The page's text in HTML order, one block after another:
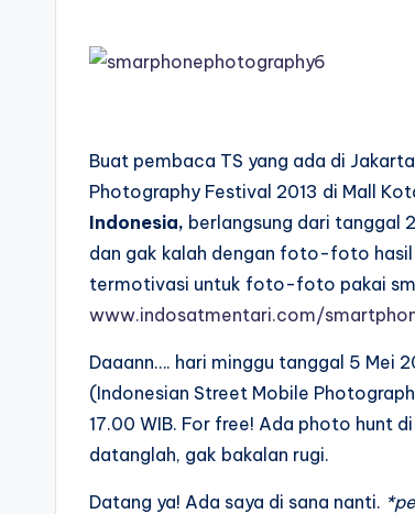
Buat pembaca TS yang ada di
Photography Festival 2013 di Mall
Indonesia, berlangsung dari tanggal
dan gak kalah dengan foto-foto hasil
termotivasi untuk foto-foto pakai
www.indosatmentari.com/
Daaann…. hari minggu tanggal 5 Mei
(Indonesian Street Mobile
17.00 WIB. For free! Ada photo hunt
datanglah, gak bakalan rugi.
Datang ya! Ada saya di sana nanti.